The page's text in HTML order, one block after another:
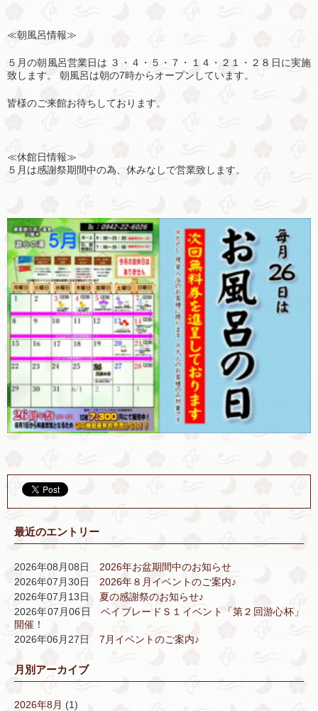
≪朝風呂情報≫
５月の朝風呂営業日は ３・４・５・７・１４・２１・２８日に実施
致します。
朝風呂は朝の7時からオープンしています。
皆様のご来館お待ちしております。
≪休館日情報≫
５月は感謝祭期間中の為、休みなしで営業致します。
最近のエントリー
2026年08月08日 2026年お盆期間中のお知らせ
2026年07月30日 2026年８月イベントのご案内♪
2026年07月13日 夏の感謝祭のお知らせ♪
2026年07月06日ベイブレードＳ１イベント「第２回游心杯」
開催！
2026年06月27日 7月イベントのご案内♪
月別アーカイブ
2026年8月 (1)